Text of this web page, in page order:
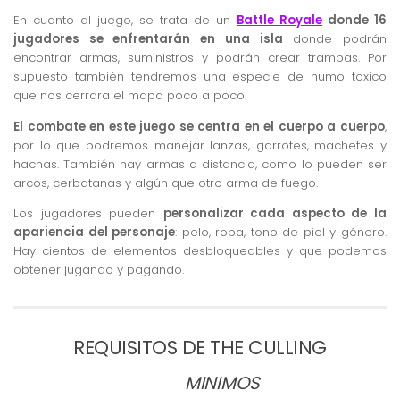
En cuanto al juego, se trata de un Battle Royale donde 16
jugadores se enfrentarán en una isla donde podrán
encontrar armas, suministros y podrán crear trampas. Por
supuesto también tendremos una especie de humo toxico
que nos cerrara el mapa poco a poco.
El combate en este juego se centra en el cuerpo a cuerpo,
por lo que podremos manejar lanzas, garrotes, machetes y
hachas. También hay armas a distancia, como lo pueden ser
arcos, cerbatanas y algún que otro arma de fuego.
Los jugadores pueden personalizar cada aspecto de la
apariencia del personaje: pelo, ropa, tono de piel y género.
Hay cientos de elementos desbloqueables y que podemos
obtener jugando y pagando.
REQUISITOS DE THE CULLING
MINIMOS